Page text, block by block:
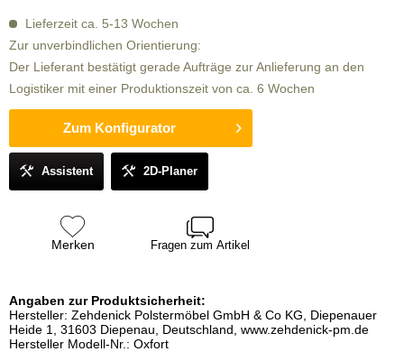
Lieferzeit ca. 5-13 Wochen
Zur unverbindlichen Orientierung:
Der Lieferant bestätigt gerade Aufträge zur Anlieferung an den
Logistiker mit einer Produktionszeit von ca. 6 Wochen
Zum Konfigurator
Assistent 2D-Planer
Merken Fragen zum Artikel
Angaben zur Produktsicherheit:
Hersteller: Zehdenick Polstermöbel GmbH & Co KG, Diepenauer
Heide 1, 31603 Diepenau, Deutschland, www.zehdenick-pm.de
Hersteller Modell-Nr.: Oxfort